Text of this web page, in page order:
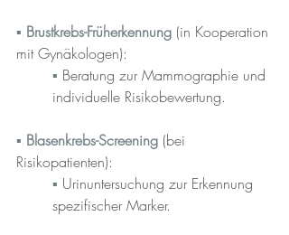
▪︎ Brustkrebs-Früherkennung (in Kooperation
mit Gynäkologen):
▪︎ Beratung zur Mammographie und
individuelle Risikobewertung.
▪︎ Blasenkrebs-Screening (bei
Risikopatienten):
▪︎ Urinuntersuchung zur Erkennung
spezifischer Marker.